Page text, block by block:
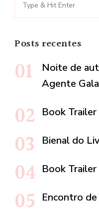
for:
Posts recentes
Noite de
Agente
Book
Bienal do
Book
Encontro